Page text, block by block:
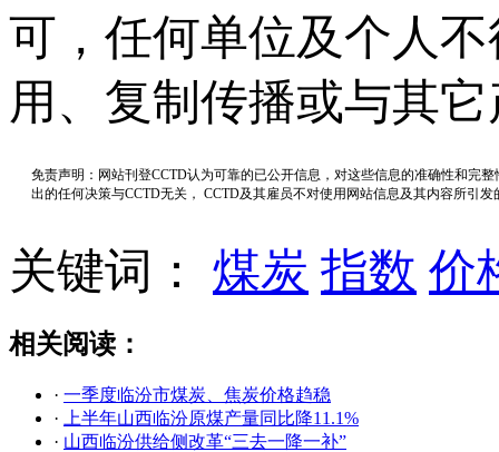
可，任何单位及个人
用、复制传播或与其
免责声明：网站刊登CCTD认为可靠的已公开信息，对这些信息的准确性和完
出的任何决策与CCTD无关， CCTD及其雇员不对使用网站信息及其内容所引
关键词： 煤炭 指数 价
相关阅读：
· 一季度临汾市煤炭、焦炭价格趋稳
·
上半年山西临汾原煤产量同比降11.1%
· 山西临汾供给侧改革“三去一降一补”